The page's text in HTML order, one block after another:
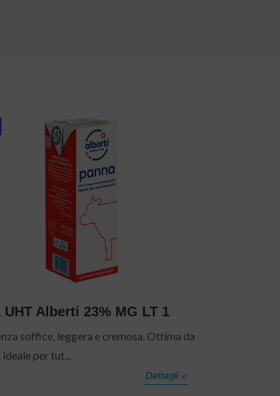
UHT Alberti 23% MG LT 1
soffice, leggera e cremosa. Ottima da
ideale per tut...
Dettagli »